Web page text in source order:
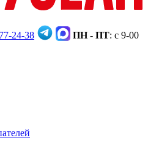
24-38 ПН - ПТ: с 9-00